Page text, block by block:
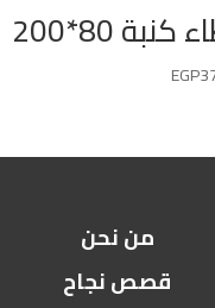
80*200
EGP
من نحن
قصص نجاح